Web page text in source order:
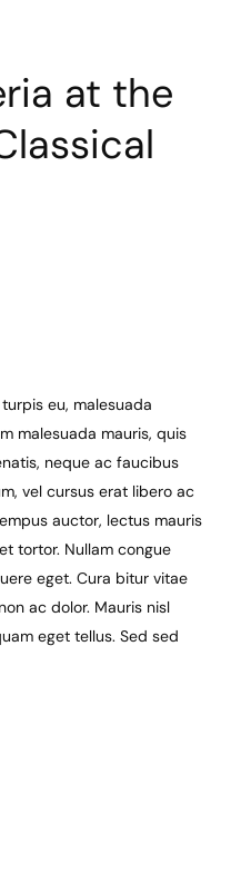
at the
eu, malesuada
malesuada mauris, quis
neque ac faucibus
vel cursus erat libero ac
auctor, lectus mauris
tortor. Nullam congue
eget. Cura bitur vitae
ac dolor. Mauris nisl
eget tellus. Sed sed